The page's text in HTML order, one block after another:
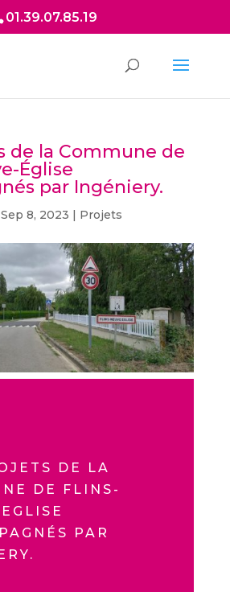
01.39.07.85.19
de la Commune de
Église
par Ingéniery.
Sep 8, 2023 | Projets
DE LA
DE FLINS-
PAR